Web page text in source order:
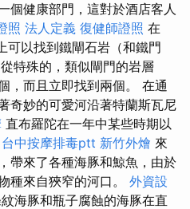
個健康部門，這對於酒店客人
照 法人定義 復健師證照 在
以找到鐵閘石岩（和鐵門
從特殊的，類似閘門的岩層
，而且立即找到兩個。 在通
奇妙的可愛河沿著特蘭斯瓦尼
直布羅陀在一年中某些時期以
台中按摩排毒ptt 新竹外燴 來
帶來了各種海豚和鯨魚，由於
種來自狹窄的河口。 外資設
海豚和瓶子腐蝕的海豚在直